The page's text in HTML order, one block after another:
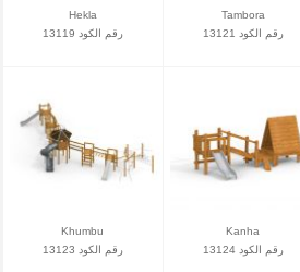
Hekla
رقم الكود 13119
Tambora
رقم الكود 13121
Khumbu
رقم الكود 13123
Kanha
رقم الكود 13124